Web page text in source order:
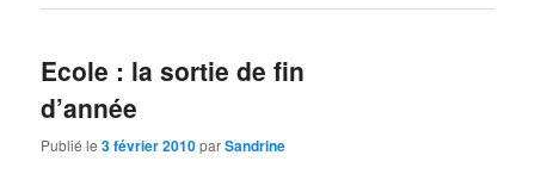
Ecole : la sortie de fin
d’année
Publié le3 février 2010parSandrine